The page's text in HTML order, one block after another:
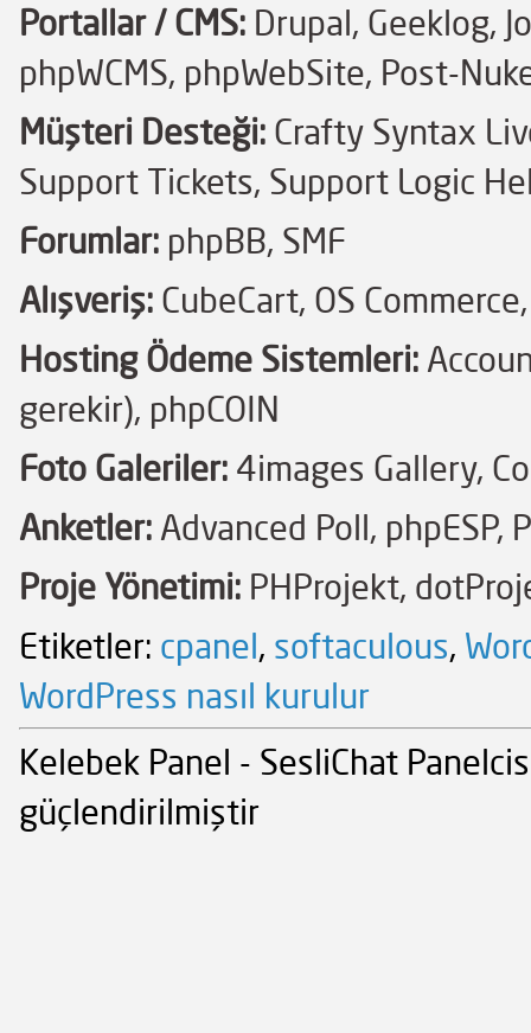
Portallar / CMS: Drupal, Geeklog,
phpWCMS, phpWebSite, Post-
Müşteri Desteği: Crafty Syntax
Support Tickets, Support Logic
Forumlar: phpBB, SMF
Alışveriş: CubeCart, OS
Hosting Ödeme Sistemleri:
gerekir), phpCOIN
Foto Galeriler: 4images Gallery,
Anketler: Advanced Poll, phpESP,
Proje Yönetimi: PHProjekt,
Etiketler: cpanel, softaculous,
WordPress nasıl kurulur
Kelebek Panel - SesliChat
güçlendirilmiştir